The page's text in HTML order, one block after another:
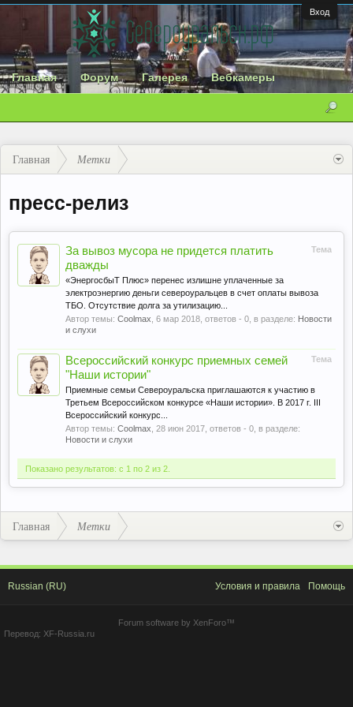
Вход
Главная Форум Галерея Вебкамеры
Главная Метки
пресс-релиз
Тема
За вывоз мусора не придется платить
дважды
«ЭнергосбыТ Плюс» перенес излишне уплаченные за
электроэнергию деньги североуральцев в счет оплаты вывоза
ТБО. Отсутствие долга за утилизацию...
Автор темы: Coolmax 6 мар 2018 , ответов - 0, в разделе: Новости
и слухи
Тема
Всероссийский конкурс приемных семей
"Наши истории"
Приемные семьи Североуральска приглашаются к участию в
Третьем Всероссийском конкурсе «Наши истории». В 2017 г. III
Всероссийский конкурс...
Автор темы: Coolmax 28 июн 2017 , ответов - 0, в разделе:
Новости и слухи
Показано результатов: с 1 по 2 из 2.
Главная Метки
Russian (RU) Условия и правила Помощь
Forum software by XenForo™
Перевод: XF-Russia.ru